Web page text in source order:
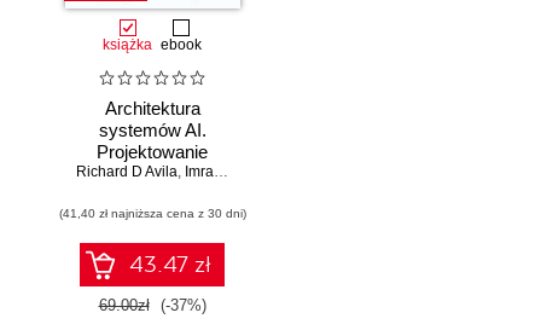
książka ebook
Architektura
systemów AI.
Projektowanie
skalowalnego i
oprogramowania
Richard D Avila, Imran Ahmad
(41,40 zł najniższa cena z 30 dni)
43.47 zł
69.00zł (-37%)